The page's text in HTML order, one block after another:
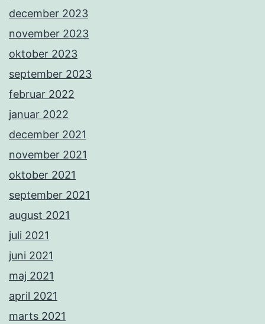
december 2023
november 2023
oktober 2023
september 2023
februar 2022
januar 2022
december 2021
november 2021
oktober 2021
september 2021
august 2021
juli 2021
juni 2021
maj 2021
april 2021
marts 2021